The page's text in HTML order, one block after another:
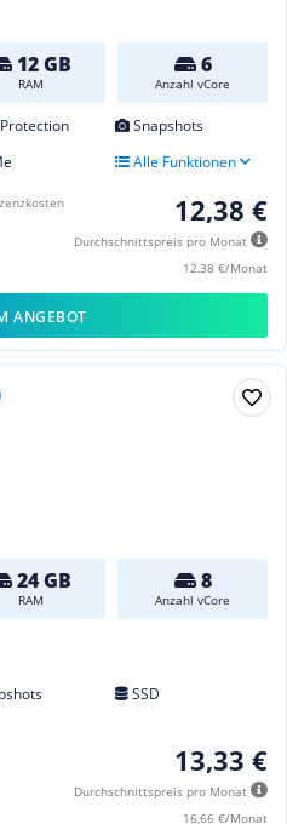
12 GB
RAM
6
Anzahl vCore
Snapshots
Alle Funktionen
12,38 €
Durchschnittspreis pro Monat
12,38 €/Monat
ANGEBOT
24 GB
RAM
8
Anzahl vCore
SSD
13,33 €
Durchschnittspreis pro Monat
16,66 €/Monat